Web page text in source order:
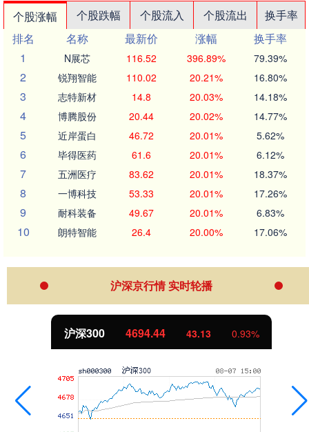
个股涨幅 个股跌幅 个股流入 个股流出
换手率
排名
名称 最新价 涨幅
换手率
1
N展芯 116.52 396.89% 79.39%
2 锐翔智能 110.02 20.21% 16.80%
3 志特新材 14.8 20.03% 14.18%
4 博腾股份 20.44 20.02% 14.77%
5 近岸蛋白 46.72 20.01% 5.62%
6 毕得医药 61.6 20.01% 6.12%
7 五洲医疗 83.62 20.01% 18.37%
8 一博科技 53.33 20.01% 17.26%
9 耐科装备 49.67 20.01% 6.83%
10 朗特智能 26.4 20.00% 17.06%
沪深京行情 实时轮播
沪深300 4694.44 43.13 0.93%